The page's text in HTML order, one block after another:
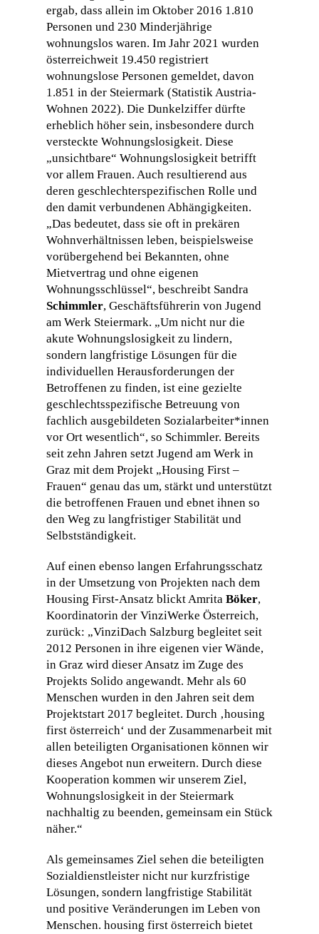
ergab, dass allein im Oktober 2016 1.810
Personen und 230 Minderjährige
wohnungslos waren. Im Jahr 2021 wurden
österreichweit 19.450 registriert
wohnungslose Personen gemeldet, davon
1.851 in der Steiermark (Statistik Austria-
Wohnen 2022). Die Dunkelziffer dürfte
erheblich höher sein, insbesondere durch
versteckte Wohnungslosigkeit. Diese
„unsichtbare“ Wohnungslosigkeit betrifft
vor allem Frauen. Auch resultierend aus
deren geschlechterspezifischen Rolle und
den damit verbundenen Abhängigkeiten.
„Das bedeutet, dass sie oft in prekären
Wohnverhältnissen leben, beispielsweise
vorübergehend bei Bekannten, ohne
Mietvertrag und ohne eigenen
Wohnungsschlüssel“, beschreibt Sandra
Schimmler, Geschäftsführerin von Jugend
am Werk Steiermark. „Um nicht nur die
akute Wohnungslosigkeit zu lindern,
sondern langfristige Lösungen für die
individuellen Herausforderungen der
Betroffenen zu finden, ist eine gezielte
geschlechtsspezifische Betreuung von
fachlich ausgebildeten Sozialarbeiter*innen
vor Ort wesentlich“, so Schimmler. Bereits
seit zehn Jahren setzt Jugend am Werk in
Graz mit dem Projekt „Housing First –
Frauen“ genau das um, stärkt und unterstützt
die betroffenen Frauen und ebnet ihnen so
den Weg zu langfristiger Stabilität und
Selbstständigkeit.
Auf einen ebenso langen Erfahrungsschatz
in der Umsetzung von Projekten nach dem
Housing First-Ansatz blickt Amrita Böker,
Koordinatorin der VinziWerke Österreich,
zurück: „VinziDach Salzburg begleitet seit
2012 Personen in ihre eigenen vier Wände,
in Graz wird dieser Ansatz im Zuge des
Projekts Solido angewandt. Mehr als 60
Menschen wurden in den Jahren seit dem
Projektstart 2017 begleitet. Durch ‚housing
first österreich‘ und der Zusammenarbeit mit
allen beteiligten Organisationen können wir
dieses Angebot nun erweitern. Durch diese
Kooperation kommen wir unserem Ziel,
Wohnungslosigkeit in der Steiermark
nachhaltig zu beenden, gemeinsam ein Stück
näher.“
Als gemeinsames Ziel sehen die beteiligten
Sozialdienstleister nicht nur kurzfristige
Lösungen, sondern langfristige Stabilität
und positive Veränderungen im Leben von
Menschen. housing first österreich bietet